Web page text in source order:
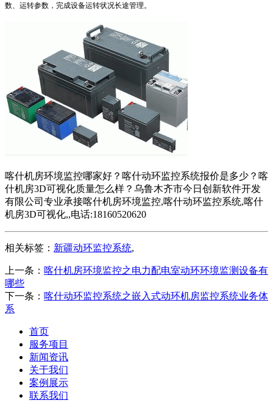
数、运转参数，完成设备运转状况长途管理。
喀什机房环境监控哪家好？喀什动环监控系统报价是多少？喀
什机房3D可视化质量怎么样？乌鲁木齐市今日创新软件开发
有限公司专业承接喀什机房环境监控,喀什动环监控系统,喀什
机房3D可视化,,电话:18160520620
相关标签： 新疆动环监控系统,
上一条： 喀什机房环境监控之电力配电室动环环境监测设备有
哪些
下一条： 喀什动环监控系统之嵌入式动环机房监控系统业务体
系
首页
服务项目
新闻资讯
关于我们
案例展示
联系我们